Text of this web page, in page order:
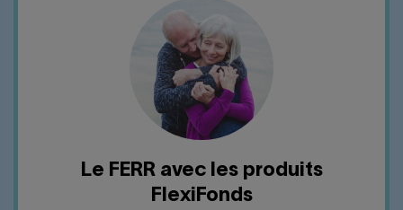
Le FERR avec les produits
FlexiFonds